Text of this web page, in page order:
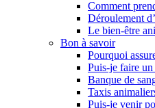
Comment
Déroulement
Le bien-être
Bon à savoir
Pourquoi
Puis-je faire un
Banque de
Taxis
Puis-je venir